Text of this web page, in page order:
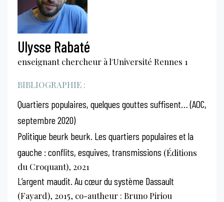
Ulysse Rabaté
enseignant chercheur à l'Université Rennes 1
BIBLIOGRAPHIE :
Quartiers populaires, quelques gouttes suffisent… (AOC,
septembre 2020)
Politique beurk beurk. Les quartiers populaires et la
gauche : conflits, esquives, transmissions (Éditions
du Croquant), 2021
L’argent maudit. Au cœur du système Dassault
(Fayard), 2015, co-autheur : Bruno Piriou